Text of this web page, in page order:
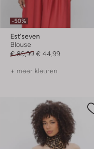
-50%
Est'seven
Blouse
€ 89,99 € 44,99
+ meer kleuren